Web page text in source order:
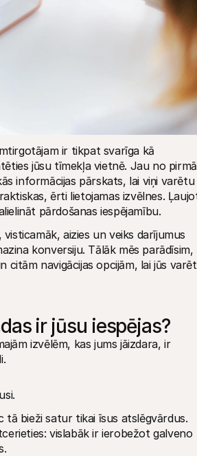
ir tikpat svarīga kā
jūsu tīmekļa vietnē. Jau no
informācijas pārskats, lai viņi varētu
ērti lietojamas izvēlnes.
pārdošanas iespējamību.
aizies un veiks darījumus
konversiju. Tālāk mēs parādīsim,
ir jūsu iespējas?
izvēlēm, kas jums jāizdara, ir
bieži satur tikai īsus atslēgvārdus.
vislabāk ir ierobežot galveno